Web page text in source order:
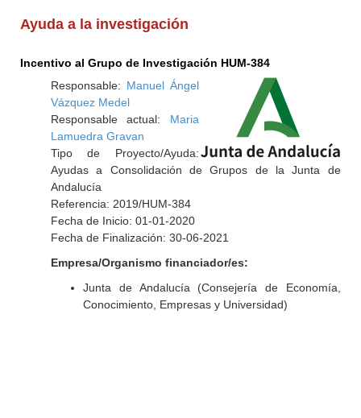
Ayuda a la investigación
Incentivo al Grupo de Investigación HUM-384
Responsable: Manuel Ángel
Vázquez Medel
Responsable actual: Maria
Lamuedra Gravan
Tipo de Proyecto/Ayuda:
Ayudas a Consolidación de Grupos de la Junta de
Andalucía
Referencia: 2019/HUM-384
Fecha de Inicio: 01-01-2020
Fecha de Finalización: 30-06-2021
Empresa/Organismo financiador/es:
Junta de Andalucía (Consejería de Economía,
Conocimiento, Empresas y Universidad)